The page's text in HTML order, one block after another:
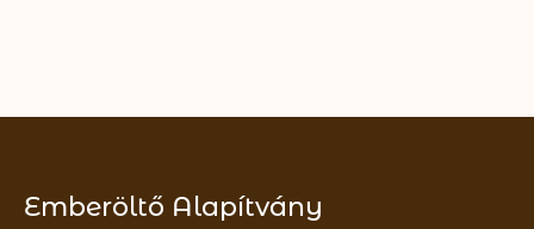
Emberöltő Alapítvány